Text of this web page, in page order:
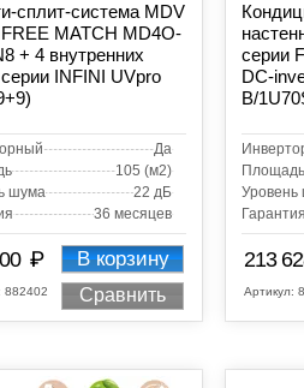
сплит-система MDV
MATCH MD4O-
+ 4 внутренних
INFINI UVpro
Да
105 (м2)
шума
22 дБ
36 месяцев
₽
882402
В корзину
Сравнить
серии
DC-
B/
Площадь
Уровень
Гарантия
213
Артикул: